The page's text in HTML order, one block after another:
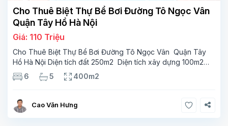
Cho Thuê Biệt Thự Bể Bơi Đường Tô Ngọc Vân
Quận Tây Hồ Hà Nội
Giá: 110 Triệu
Cho Thuê Biệt Thự Bể Bơi Đường Tô Ngọc Vân Quận Tây
Hồ Hà Nội Diện tích đất 250m2 Diện tích xây dựng 100m2
Xây 4 tầng, 6 phòng ngủ 5 phòng tắm Tầng 1, , phòng
khách , phòng bếp-1wc Tầng 2, 2 phòng
6 5 400m2
Cao Văn Hưng